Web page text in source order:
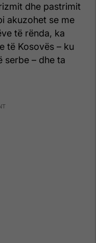
dhe pastrimit
akuzohet se me
të rënda, ka
të Kosovës – ku
serbe – dhe ta